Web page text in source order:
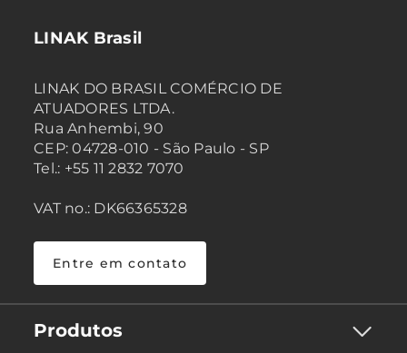
LINAK Brasil
LINAK DO BRASIL COMÉRCIO DE
ATUADORES LTDA.
Rua Anhembi, 90
CEP: 04728-010 - São Paulo - SP
Tel.: +55 11 2832 7070
VAT no.: DK66365328
Entre em contato
Produtos